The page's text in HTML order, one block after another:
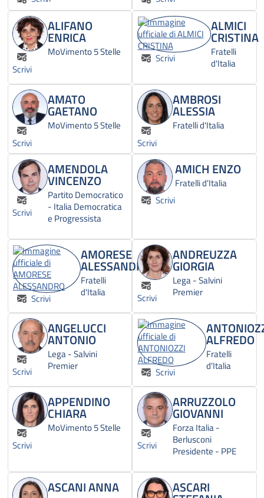
Scrivi
ALIFANO
ENRICA
MoVimento 5 Stelle Scrivi
ALMICI
CRISTINA
Fratelli
d'Italia
Scrivi
AMATO
GAETANO
MoVimento 5 Stelle
Scrivi
AMBROSI
ALESSIA
Fratelli d'Italia
Scrivi
AMENDOLA
VINCENZO
Partito Democratico
- Italia Democratica
e Progressista
Scrivi
AMICH ENZO
Fratelli d'Italia
Scrivi
AMORESE
ALESSANDRO
Fratelli
d'Italia
Scrivi
ANDREUZZA
GIORGIA
Lega - Salvini
Premier
Scrivi
ANGELUCCI
ANTONIO
Lega - Salvini
Premier
Scrivi
ALFREDO
Fratelli
d'Italia
Scrivi
APPENDINO
CHIARA
MoVimento 5 Stelle
Scrivi
ARRUZZOLO
GIOVANNI
Forza Italia -
Berlusconi
Presidente - PPE
ASCANI ANNA ASCARI